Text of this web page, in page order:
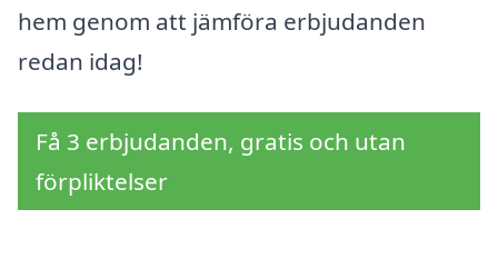
hem genom att jämföra erbjudanden
redan idag!
Få 3 erbjudanden, gratis och utan
förpliktelser